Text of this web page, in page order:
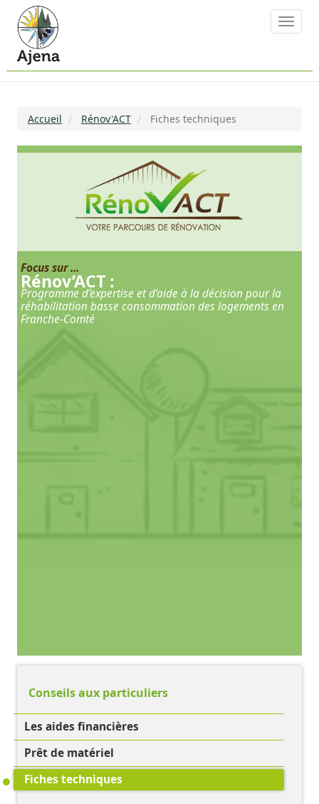
contenu
principal
Toggle
Accueil Rénov'ACT Fiches techniques
Focus sur ...
Rénov’ACT :
Programme d’expertise et d’aide à la décision pour la
réhabilitation basse consommation des logements en
Franche-Comté
Conseils aux particuliers
Les aides financières
Prêt de matériel
Fiches techniques
Panneau de gestion des cookies